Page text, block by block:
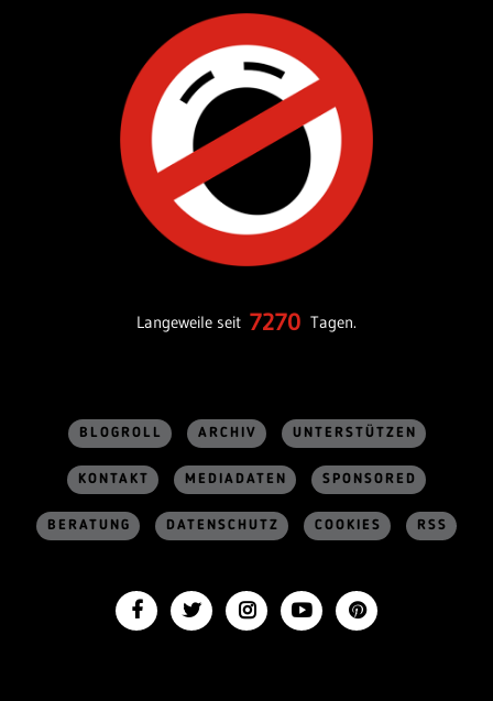
Langeweile seit 7270 Tagen.
BLOGROLL ARCHIV UNTERSTÜTZEN
KONTAKT MEDIADATEN SPONSORED
BERATUNG DATENSCHUTZ COOKIES RSS